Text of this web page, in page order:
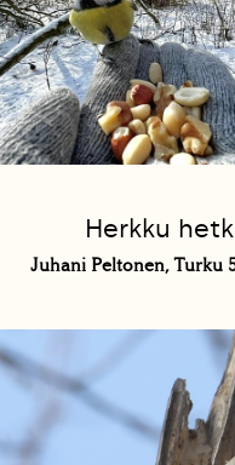
Herkku
Juhani Peltonen, Turku